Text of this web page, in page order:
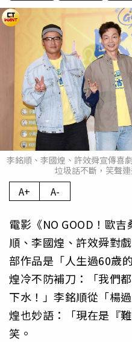
李銘順、李國煌、許效舜宣傳喜
垃圾話不斷，笑聲連
A+ A-
電影《NO GOOD！歐
順、李國煌、許效舜對
部作品是「人生過60歲
煌冷不防補刀：「我們
下水！」李銘順從「楊
煌也妙語：「現在是『
笑。